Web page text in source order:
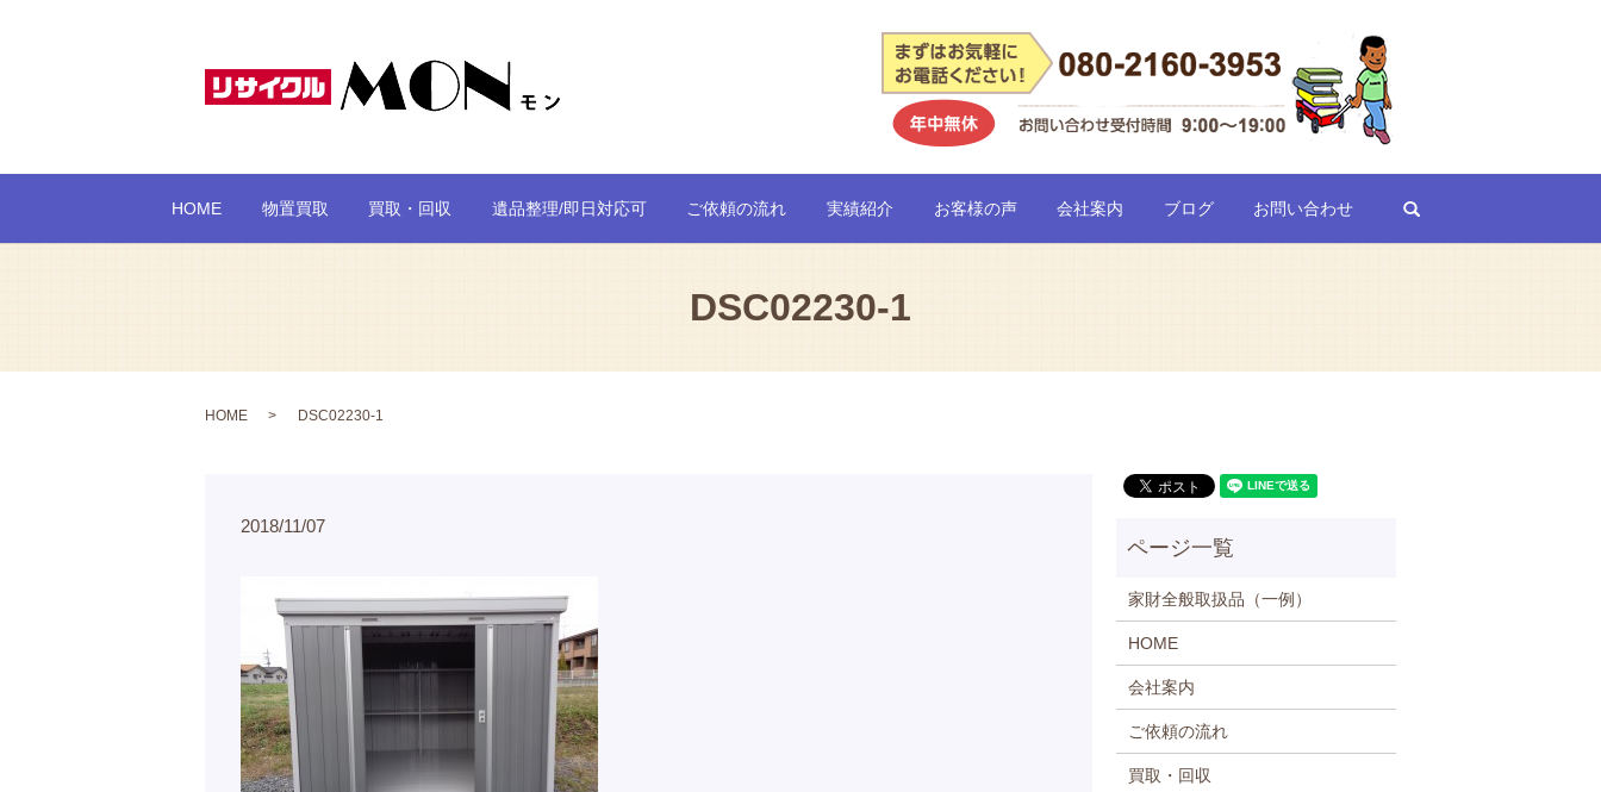
HOME 物置買取 買取・回収 遺品整理/即日対応可 ご依頼の流れ 実績紹介 お客様の声 会社案内 ブログ お問い合わせ
DSC02230-1
HOME DSC02230-1
2018/11/07
家財全般取扱品（一例）
HOME
会社案内
ご依頼の流れ
買取・回収